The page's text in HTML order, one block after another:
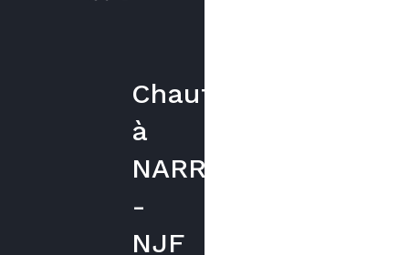
Chauffagiste
à
NARROSSE
-
NJF